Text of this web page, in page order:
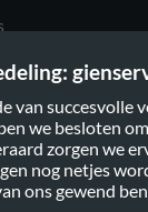
van succesvolle
we besloten
zorgen we
nog netjes
ons gewend